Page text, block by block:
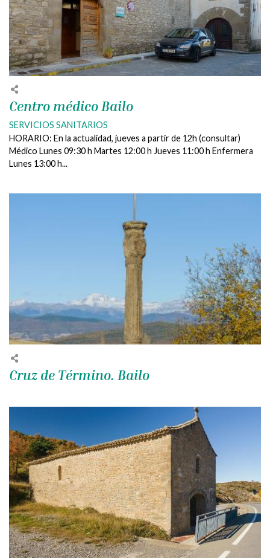
Centro médico Bailo
SERVICIOS SANITARIOS
HORARIO: En la actualidad, jueves a partir de 12h (consultar)
Médico Lunes 09:30 h Martes 12:00 h Jueves 11:00 h Enfermera
Lunes 13:00 h...
Cruz de Término. Bailo